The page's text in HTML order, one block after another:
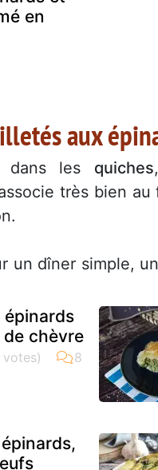
en
aux
dans les quiches
très bien
un dîner simple,
épinards
chèvre